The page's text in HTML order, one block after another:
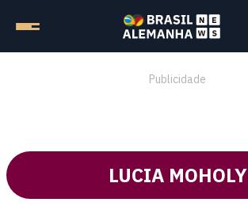
Publicidade
LUCIA MOHOLY